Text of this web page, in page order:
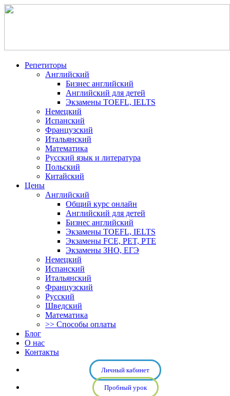
Репетиторы
Английский
Бизнес английский
Английский для детей
Экзамены TOEFL, IELTS
Немецкий
Испанский
Французский
Итальянский
Математика
Русский язык и литература
Польский
Китайский
Цены
Английский
Общий курс онлайн
Английский для детей
Бизнес английский
Экзамены TOEFL, IELTS
Экзамены FCE, PET, PTE
Экзамены ЗНО, ЕГЭ
Немецкий
Испанский
Итальянский
Французский
Русский
Шведский
Математика
>> Способы оплаты
Блог
О нас
Контакты
Личный кабинет
Пробный урок